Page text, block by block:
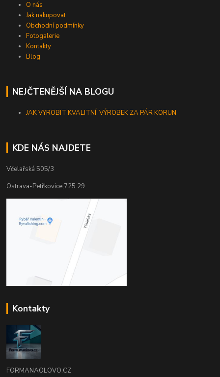
O nás
Jak nakupovat
Obchodní podmínky
Fotogalerie
Kontakty
Blog
NEJČTENĚJŠÍ NA BLOGU
JAK VYROBIT KVALITNÍ VÝROBEK ZA PÁR KORUN
KDE NÁS NAJDETE
Včelařská 505/3
Ostrava-Petřkovice,725 29
Kontakty
FORMANAOLOVO.CZ